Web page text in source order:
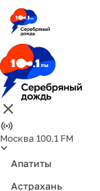
Москва 100.1 FM
Апатиты
Астрахань